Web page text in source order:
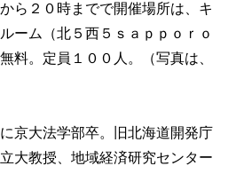
ら２０時までで開催場所は、キ
ーム（北５西５ｓａｐｐｏｒｏ
料。定員１００人。（写真は、
京大法学部卒。旧北海道開発庁
大教授、地域経済研究センター